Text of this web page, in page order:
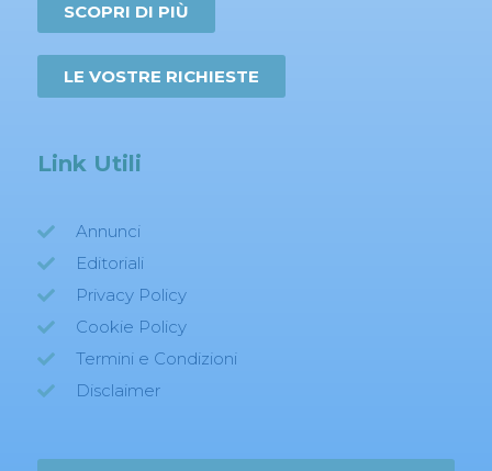
SCOPRI DI PIÙ
LE VOSTRE RICHIESTE
Link Utili
Annunci
Editoriali
Privacy Policy
Cookie Policy
Termini e Condizioni
Disclaimer